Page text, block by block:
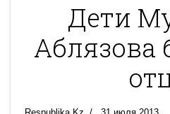
Дети
Аблязова